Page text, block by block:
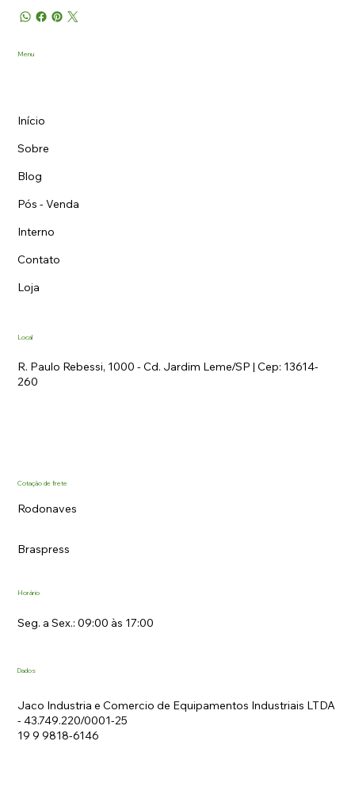
Menu
Início
Sobre
Blog
Pós - Venda
Interno
Contato
Loja
Local
R. Paulo Rebessi, 1000 - Cd. Jardim Leme/SP | Cep: 13614-
260
Cotação de frete
Rodonaves
Braspress
Horário
Seg. a Sex.: 09:00 às 17:00
Dados
Jaco Industria e Comercio de Equipamentos Industriais LTDA
- 43.749.220/0001-25
19 9 9818-6146